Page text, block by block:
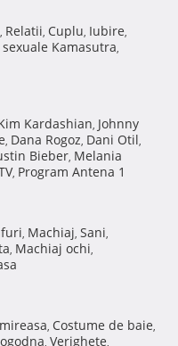
, Relatii, Cuplu, Iubire,
Kamasutra,
Kardashian, Johnny
, Dana Rogoz, Dani Otil,
Bieber, Melania
, Program Antena 1
, Machiaj, Sani,
, Machiaj ochi,
, Costume de baie,
, Verighete,